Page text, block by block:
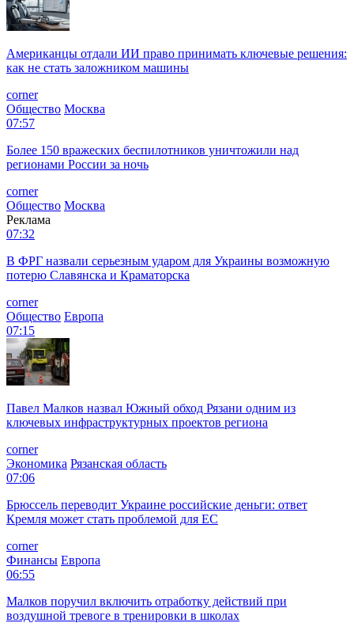
Американцы отдали ИИ право принимать ключевые решения:
как не стать заложником машины
corner
Общество Москва
07:57
Более 150 вражеских беспилотников уничтожили над
регионами России за ночь
corner
Общество Москва
Реклама
07:32
В ФРГ назвали серьезным ударом для Украины возможную
потерю Славянска и Краматорска
corner
Общество Европа
07:15
Павел Малков назвал Южный обход Рязани одним из
ключевых инфраструктурных проектов региона
corner
Экономика Рязанская область
07:06
Брюссель переводит Украине российские деньги: ответ
Кремля может стать проблемой для EC
corner
Финансы Европа
06:55
Малков поручил включить отработку действий при
воздушной тревоге в тренировки в школах